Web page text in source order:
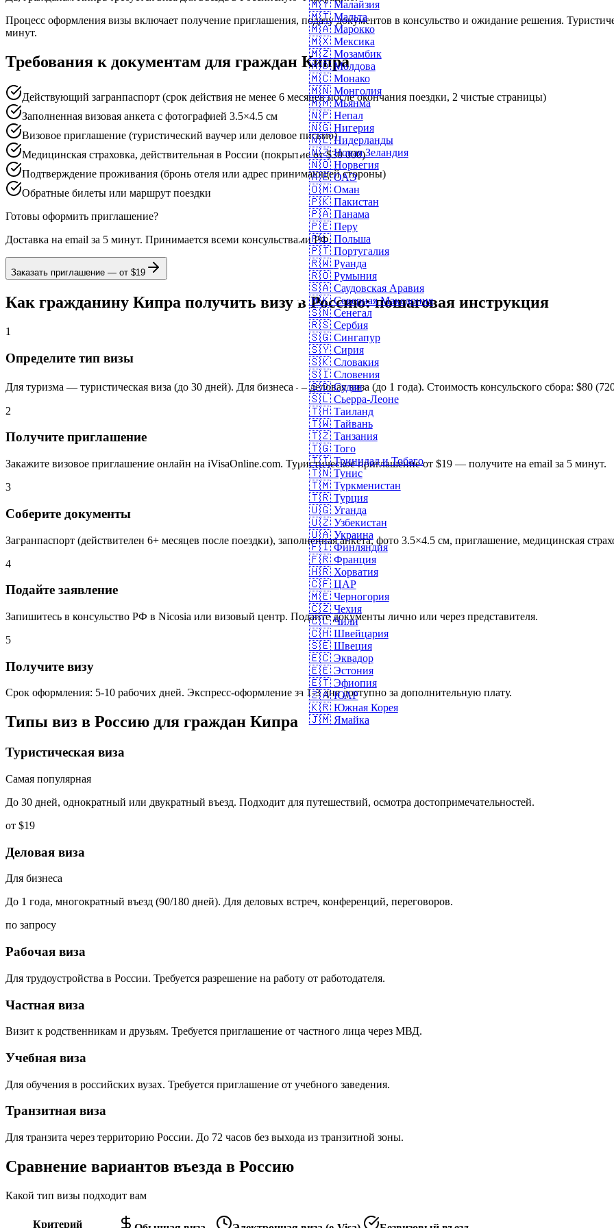
🇲🇾 Малайзия
🇲🇹 Мальта
🇲🇦 Марокко
🇲🇽 Мексика
🇲🇿 Мозамбик
🇲🇩 Молдова
🇲🇨 Монако
🇲🇳 Монголия
🇲🇲 Мьянма
🇳🇵 Непал
🇳🇬 Нигерия
🇳🇱 Нидерланды
🇳🇿 Новая Зеландия
🇳🇴 Норвегия
🇦🇪 ОАЭ
🇴🇲 Оман
🇵🇰 Пакистан
🇵🇦 Панама
🇵🇪 Перу
🇵🇱 Польша
🇵🇹 Португалия
🇷🇼 Руанда
🇷🇴 Румыния
🇸🇦 Саудовская Аравия
🇲🇰 Северная Македония
🇸🇳 Сенегал
🇷🇸 Сербия
🇸🇬 Сингапур
🇸🇾 Сирия
🇸🇰 Словакия
🇸🇮 Словения
🇸🇩 Судан
🇸🇱 Сьерра-Леоне
🇹🇭 Таиланд
🇹🇼 Тайвань
🇹🇿 Танзания
🇹🇬 Того
🇹🇹 Тринидад и Тобаго
🇹🇳 Тунис
🇹🇲 Туркменистан
🇹🇷 Турция
🇺🇬 Уганда
🇺🇿 Узбекистан
🇺🇦 Украина
🇫🇮 Финляндия
🇫🇷 Франция
🇭🇷 Хорватия
🇨🇫 ЦАР
🇲🇪 Черногория
🇨🇿 Чехия
🇨🇱 Чили
🇨🇭 Швейцария
🇸🇪 Швеция
🇪🇨 Эквадор
🇪🇪 Эстония
🇪🇹 Эфиопия
🇿🇦 ЮАР
🇰🇷 Южная Корея
🇯🇲 Ямайка
Процесс оформления визы включает получение приглашения, подачу документов в консульство и ожидание решения.
минут.
Требования к документам для граждан Кипра
Действующий загранпаспорт (срок действия не менее 6 месяцев после окончания поездки, 2 чистые страницы)
Заполненная визовая анкета с фотографией 3.5×4.5 см
Визовое приглашение (туристический ваучер или деловое письмо)
Медицинская страховка, действительная в России (покрытие от $30 000)
Подтверждение проживания (бронь отеля или адрес принимающей стороны)
Обратные билеты или маршрут поездки
Готовы оформить приглашение?
Доставка на email за 5 минут. Принимается всеми консульствами РФ.
Заказать приглашение — от $19
Как гражданину Кипра получить визу в Россию: пошаговая инструкция
1
Определите тип визы
Для туризма — туристическая виза (до 30 дней). Для бизнеса — деловая виза (до 1 года). Стоимость консульского сбора: $80
2
Получите приглашение
Закажите визовое приглашение онлайн на iVisaOnline.com. Туристическое приглашение от $19 — получите на email за 5 минут.
3
Соберите документы
Загранпаспорт (действителен 6+ месяцев после поездки), заполненная анкета, фото 3.5×4.5 см, приглашение, медицинская
4
Подайте заявление
Запишитесь в консульство РФ в Nicosia или визовый центр. Подайте документы лично или через представителя.
5
Получите визу
Срок оформления: 5-10 рабочих дней. Экспресс-оформление за 1-3 дня доступно за дополнительную плату.
Типы виз в Россию для граждан Кипра
Туристическая виза
Самая популярная
До 30 дней, однократный или двукратный въезд. Подходит для путешествий, осмотра достопримечательностей.
от $19
Деловая виза
Для бизнеса
До 1 года, многократный въезд (90/180 дней). Для деловых встреч, конференций, переговоров.
по запросу
Рабочая виза
Для трудоустройства в России. Требуется разрешение на работу от работодателя.
Частная виза
Визит к родственникам и друзьям. Требуется приглашение от частного лица через МВД.
Учебная виза
Для обучения в российских вузах. Требуется приглашение от учебного заведения.
Транзитная виза
Для транзита через территорию России. До 72 часов без выхода из транзитной зоны.
Сравнение вариантов въезда в Россию
Какой тип визы подходит вам
Критерий